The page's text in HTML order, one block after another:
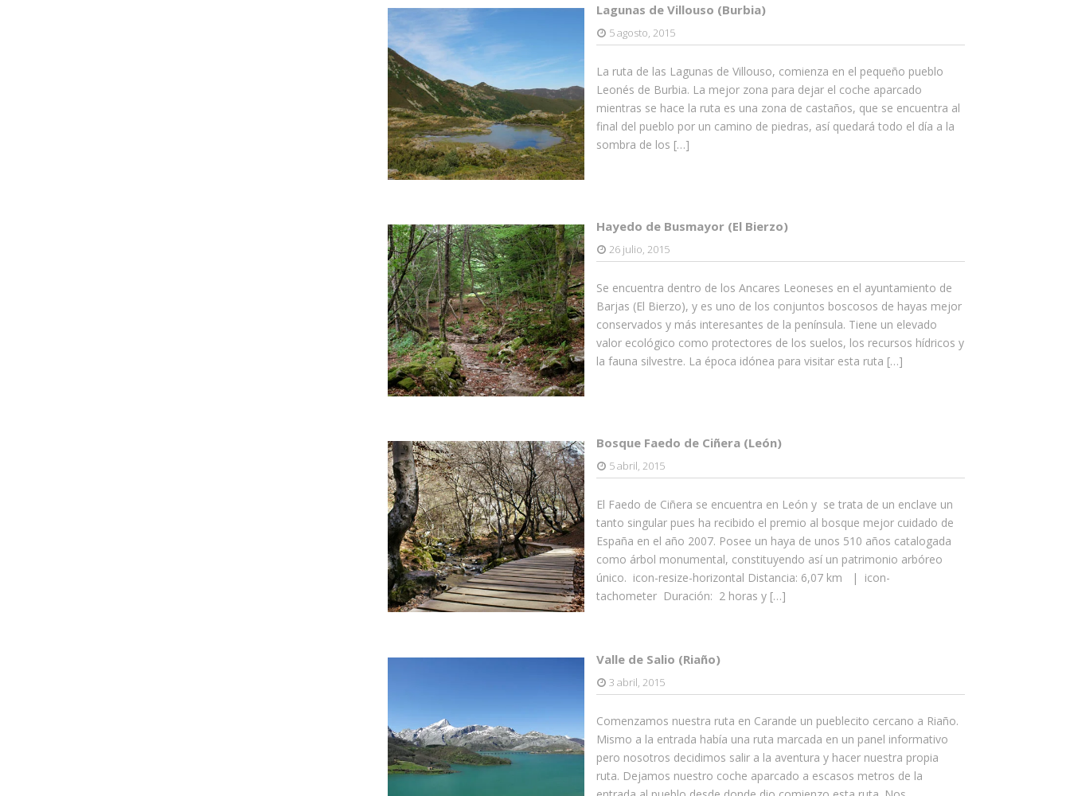
Lagunas de Villouso (Burbia)
5 agosto, 2015
La ruta de las Lagunas de Villouso, comienza en el pequeño pueblo
Leonés de Burbia. La mejor zona para dejar el coche aparcado
mientras se hace la ruta es una zona de castaños, que se encuentra al
final del pueblo por un camino de piedras, así quedará todo el día a la
sombra de los […]
Hayedo de Busmayor (El Bierzo)
26 julio, 2015
Se encuentra dentro de los Ancares Leoneses en el ayuntamiento de
Barjas (El Bierzo), y es uno de los conjuntos boscosos de hayas mejor
conservados y más interesantes de la península. Tiene un elevado
valor ecológico como protectores de los suelos, los recursos hídricos y
la fauna silvestre. La época idónea para visitar esta ruta […]
Bosque Faedo de Ciñera (León)
5 abril, 2015
El Faedo de Ciñera se encuentra en León y se trata de un enclave un
tanto singular pues ha recibido el premio al bosque mejor cuidado de
España en el año 2007. Posee un haya de unos 510 años catalogada
como árbol monumental, constituyendo así un patrimonio arbóreo
único. icon-resize-horizontal Distancia: 6,07 km | icon-
tachometer Duración: 2 horas y […]
Valle de Salio (Riaño)
3 abril, 2015
Comenzamos nuestra ruta en Carande un pueblecito cercano a Riaño.
Mismo a la entrada había una ruta marcada en un panel informativo
pero nosotros decidimos salir a la aventura y hacer nuestra propia
ruta. Dejamos nuestro coche aparcado a escasos metros de la